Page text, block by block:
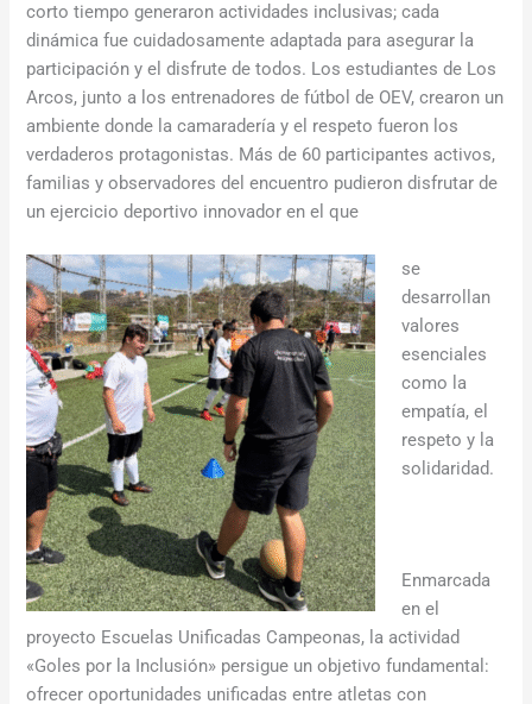
corto tiempo generaron actividades inclusivas; cada
dinámica fue cuidadosamente adaptada para asegurar la
participación y el disfrute de todos. Los estudiantes de Los
Arcos, junto a los entrenadores de fútbol de OEV, crearon un
ambiente donde la camaradería y el respeto fueron los
verdaderos protagonistas. Más de 60 participantes activos,
familias y observadores del encuentro pudieron disfrutar de
un ejercicio deportivo innovador en el que
se
desarrollan
valores
esenciales
como la
empatía, el
respeto y la
solidaridad.
Enmarcada
en el
proyecto Escuelas Unificadas Campeonas, la actividad
«Goles por la Inclusión» persigue un objetivo fundamental:
ofrecer oportunidades unificadas entre atletas con